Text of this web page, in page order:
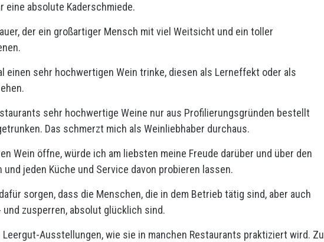
eine absolute Kaderschmiede.
der ein großartiger Mensch mit viel Weitsicht und ein toller
einen sehr hochwertigen Wein trinke, diesen als Lerneffekt oder als
sehr hochwertige Weine nur aus Profilierungsgründen bestellt
Das schmerzt mich als Weinliebhaber durchaus.
Wein öffne, würde ich am liebsten meine Freude darüber und über den
jeden Küche und Service davon probieren lassen.
sorgen, dass die Menschen, die in dem Betrieb tätig sind, aber auch
und zusperren, absolut glücklich sind.
Ausstellungen, wie sie in manchen Restaurants praktiziert wird. Zu